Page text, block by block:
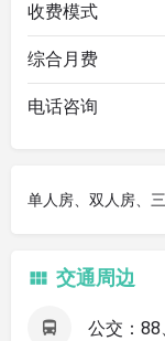
收费模式
综合月费
电话咨询
单人房、双人房、
交通周边
公交：